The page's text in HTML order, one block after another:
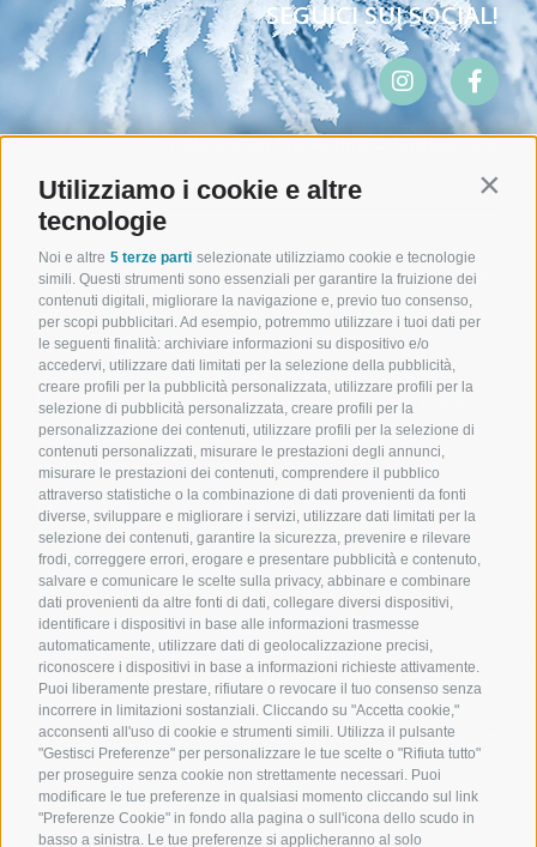
Utilizziamo i cookie e altre
tecnologie
Noi e altre 5 terze parti selezionate utilizziamo cookie e tecnologie
simili. Questi strumenti sono essenziali per garantire la fruizione dei
contenuti digitali, migliorare la navigazione e, previo tuo consenso,
per scopi pubblicitari. Ad esempio, potremmo utilizzare i tuoi dati per
le seguenti finalità: archiviare informazioni su dispositivo e/o
accedervi, utilizzare dati limitati per la selezione della pubblicità,
creare profili per la pubblicità personalizzata, utilizzare profili per la
selezione di pubblicità personalizzata, creare profili per la
personalizzazione dei contenuti, utilizzare profili per la selezione di
contenuti personalizzati, misurare le prestazioni degli annunci,
misurare le prestazioni dei contenuti, comprendere il pubblico
attraverso statistiche o la combinazione di dati provenienti da fonti
diverse, sviluppare e migliorare i servizi, utilizzare dati limitati per la
selezione dei contenuti, garantire la sicurezza, prevenire e rilevare
frodi, correggere errori, erogare e presentare pubblicità e contenuto,
salvare e comunicare le scelte sulla privacy, abbinare e combinare
dati provenienti da altre fonti di dati, collegare diversi dispositivi,
identificare i dispositivi in base alle informazioni trasmesse
automaticamente, utilizzare dati di geolocalizzazione precisi,
riconoscere i dispositivi in base a informazioni richieste attivamente.
Puoi liberamente prestare, rifiutare o revocare il tuo consenso senza
incorrere in limitazioni sostanziali. Cliccando su "Accetta cookie,"
acconsenti all'uso di cookie e strumenti simili. Utilizza il pulsante
"Gestisci Preferenze" per personalizzare le tue scelte o "Rifiuta tutto"
per proseguire senza cookie non strettamente necessari. Puoi
modificare le tue preferenze in qualsiasi momento cliccando sul link
"Preferenze Cookie" in fondo alla pagina o sull'icona dello scudo in
basso a sinistra. Le tue preferenze si applicheranno al solo
SEGUICI SUI SOCIAL!
Powered byIdeandum Marketing Odontoiatrico
Clinica Molinari- Direttore Sanitario Dr. Gianni Molinari
Medico Chirurgo - Specialista in Odontostomatologia
Iscr. Albo N° 3840 (Modena) - Aut. San. N° 17775/10.1
del 30/06/2020
Molinari Salute Modena - Poliambulatorio privato
Autorizzazione N° 63556 del 16/02/2023
Direttore Sanitario: Dr.ssa Barbieri Monica -
Odontoiatria Iscr. Albo N° 0446
Dr. Baraldi Giorgio - Medicina Generale Iscr. Albo N°
2556
Via Emilia Est, 903 - 41122 MODENA Tel. 059.223436 /
345.8864802 PERIO S.R.L.
CCIAA MODENA - R.I. / P.I. / C.F.: 02351050360
Studio dentistico Molinari- Dr. Gianni Molinari
Medico Chirurgo - Specialista in Odontostomatologia
Iscr. Albo N° 3840 (Modena) - Aut. San. N° 35381 del
23/11/2009